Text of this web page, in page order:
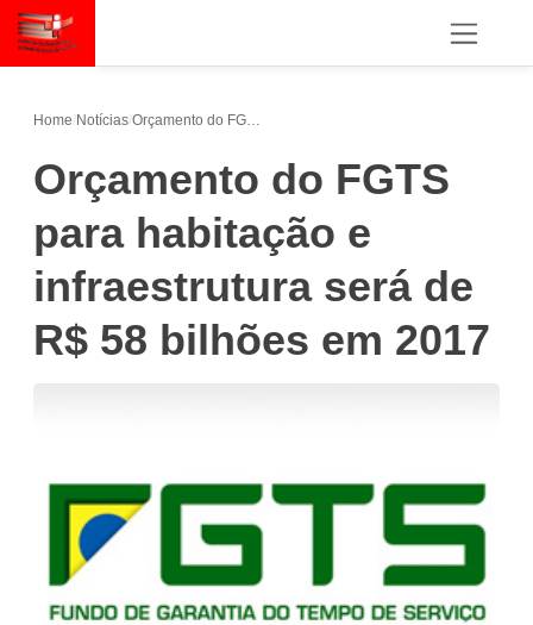
Home/Notícias/
Orçamento do FGTS
para habitação e
infraestrutura será de
R$ 58 bilhões em 2017